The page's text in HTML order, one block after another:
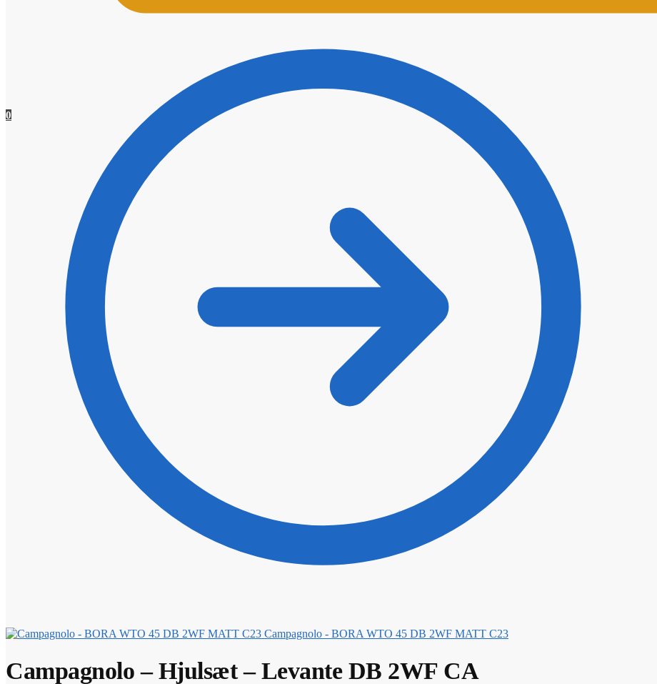
0
Campagnolo - BORA WTO 45 DB 2WF MATT C23
Campagnolo – Hjulsæt – Levante DB 2WF CA